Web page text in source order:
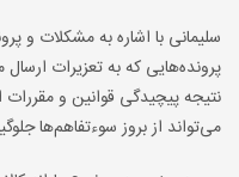
سلیمانی با اشاره به مشکلات و
پرونده‌هایی که به تعزیرات
نتیجه پیچیدگی قوانین و
می‌تواند از بروز سوءتفاهم‌ها